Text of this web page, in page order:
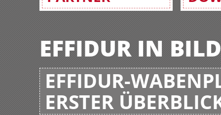
EFFIDUR IN
EFFIDUR-
ERSTER